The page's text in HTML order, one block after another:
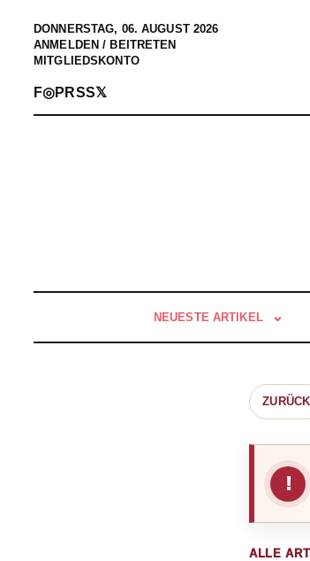
DONNERSTAG, 06. AUGUST 2026
ANMELDEN / BEITRETEN
MITGLIEDSKONTO
F◎PRSS𝕏
NEUESTE ARTIKEL
ZURÜCK
!
ALLE